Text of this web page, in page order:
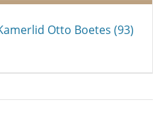
Otto Boetes (93)